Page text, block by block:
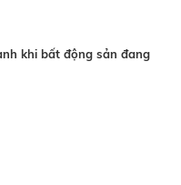
khi bất động sản đang